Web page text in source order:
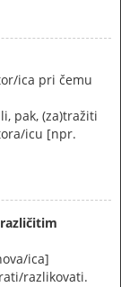
ica pri čemu
pak, (za)tražiti
icu [npr.
ica]
razlikovati.